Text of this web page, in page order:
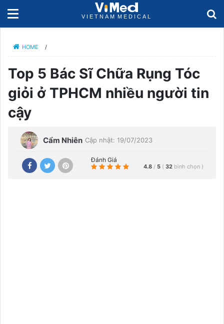
HOME /
Top 5 Bác Sĩ Chữa Rụng Tóc
giỏi ở TPHCM nhiều người tin
cậy
Cẩm Nhiên Cập nhật: 19/07/2023
Đánh Giá
4.8 / 5 ( 32 bình chọn )